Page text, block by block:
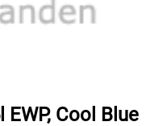
EWP, Cool Blue